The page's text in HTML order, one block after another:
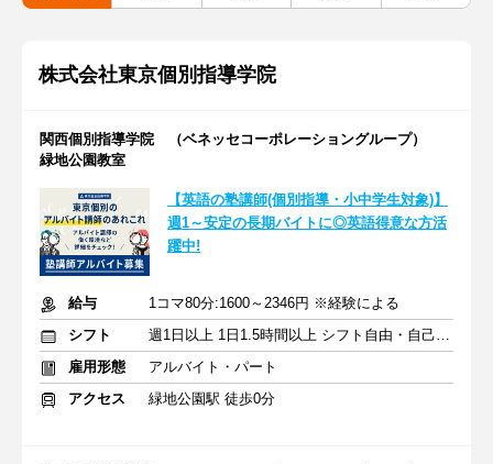
株式会社東京個別指導学院
関西個別指導学院 （ベネッセコーポレーショングループ）
緑地公園教室
【英語の塾講師(個別指導・小中学生対象)】
週1～安定の長期バイトに◎英語得意な方活
躍中!
給与
1コマ80分:1600～2346円 ※経験による
シフト
週1日以上 1日1.5時間以上 シフト自由・自己申告
雇用形態
アルバイト・パート
アクセス
緑地公園駅 徒歩0分